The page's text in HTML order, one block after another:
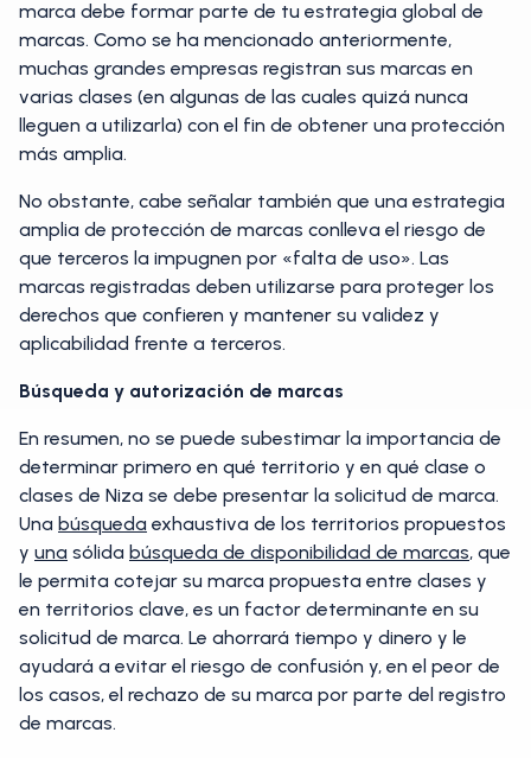
marca debe formar parte de tu estrategia global de
marcas. Como se ha mencionado anteriormente,
muchas grandes empresas registran sus marcas en
varias clases (en algunas de las cuales quizá nunca
lleguen a utilizarla) con el fin de obtener una protección
más amplia.
No obstante, cabe señalar también que una estrategia
amplia de protección de marcas conlleva el riesgo de
que terceros la impugnen por «falta de uso». Las
marcas registradas deben utilizarse para proteger los
derechos que confieren y mantener su validez y
aplicabilidad frente a terceros.
Búsqueda y autorización de marcas
En resumen, no se puede subestimar la importancia de
determinar primero en qué territorio y en qué clase o
clases de Niza se debe presentar la solicitud de marca.
Una búsqueda exhaustiva de los territorios propuestos
y una sólida búsqueda de disponibilidad de marcas, que
le permita cotejar su marca propuesta entre clases y
en territorios clave, es un factor determinante en su
solicitud de marca. Le ahorrará tiempo y dinero y le
ayudará a evitar el riesgo de confusión y, en el peor de
los casos, el rechazo de su marca por parte del registro
de marcas.